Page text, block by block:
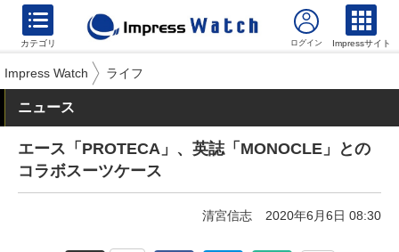
カテゴリ Impressサイト
Impress Watch ライフ
ニュース
エース「PROTECA」、英誌「MONOCLE」との
コラボスーツケース
清宮信志 2020年6月6日 08:30